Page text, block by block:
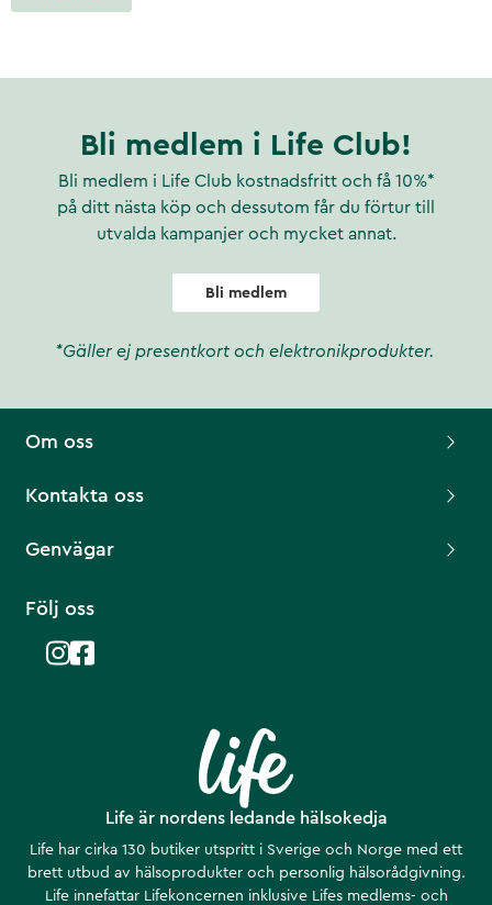
Bli medlem i Life Club!
Bli medlem i Life Club kostnadsfritt och få 10%*
på ditt nästa köp och dessutom får du förtur till
utvalda kampanjer och mycket annat.
Bli medlem
*Gäller ej presentkort och elektronikprodukter.
Life är nordens ledande hälsokedja
Life har cirka 130 butiker utspritt i Sverige och Norge med ett
brett utbud av hälsoprodukter och personlig hälsorådgivning.
Life innefattar Lifekoncernen inklusive Lifes medlems- och
Om oss
Kontakta oss
Genvägar
Följ oss